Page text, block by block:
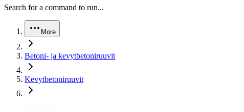
Search for a command to run...
More
Betoni- ja kevytbetoniruuvit
Kevytbetoniruuvit